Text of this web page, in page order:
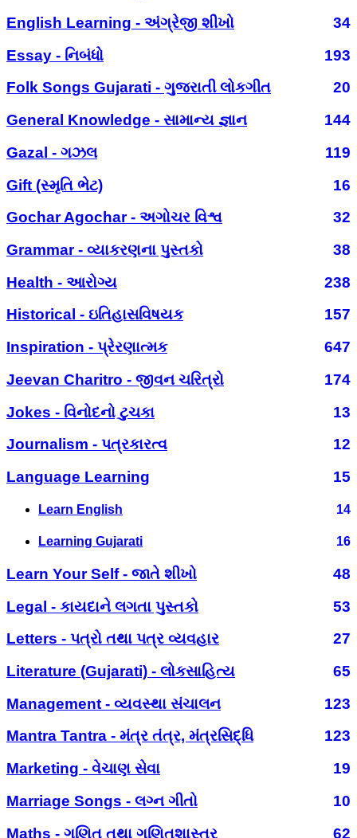
English Learning - અંગ્રેજી શીખો
34
Essay - નિબંધો
193
Folk Songs Gujarati - ગુજરાતી લોકગીત
20
General Knowledge - સામાન્ય જ્ઞાન
144
Gazal - ગઝલ
119
Gift (સ્મૃતિ ભેટ)
16
Gochar Agochar - અગોચર વિશ્વ
32
Grammar - વ્યાકરણના પુસ્તકો
38
Health - આરોગ્ય
238
Historical - ઇતિહાસવિષયક
157
Inspiration - પ્રેરણાત્મક
647
Jeevan Charitro - જીવન ચરિત્રો
174
Jokes - વિનોદનો ટુચકા
13
Journalism - પત્રકારત્વ
12
Language Learning
15
Learn English 14
Learning Gujarati 16
Learn Your Self - જાતે શીખો
48
Legal - કાયદાને લગતા પુસ્તકો
53
Letters - પત્રો તથા પત્ર વ્યવહાર
27
Literature (Gujarati) - લોકસાહિત્ય
65
Management - વ્યવસ્થા સંચાલન
123
Mantra Tantra - મંત્ર તંત્ર, મંત્રસિદ્ધિ
123
Marketing - વેચાણ સેવા
19
Marriage Songs - લગ્ન ગીતો
10
Maths - ગણિત તથા ગણિતશાસ્ત્ર
62